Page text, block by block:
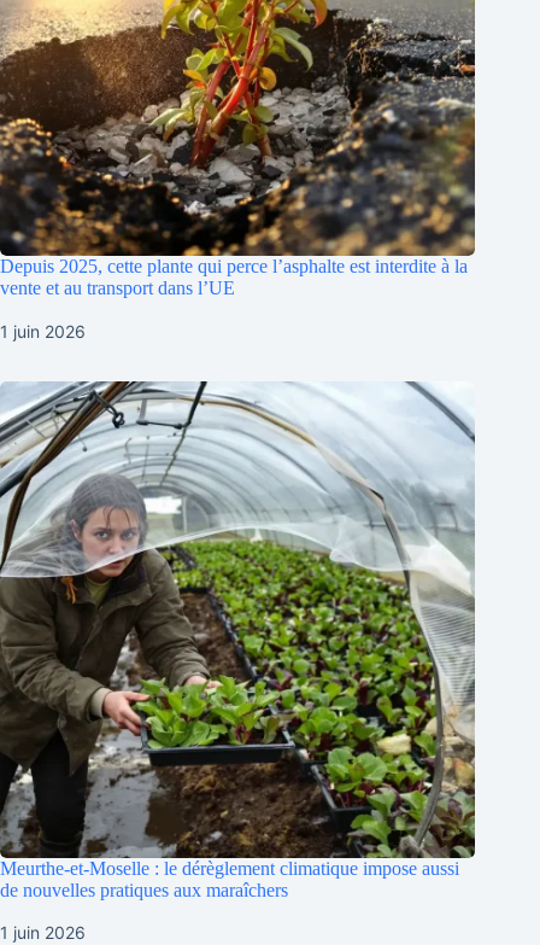
Depuis 2025, cette plante qui perce l’asphalte est interdite à la
vente et au transport dans l’UE
1 juin 2026
Meurthe-et-Moselle : le dérèglement climatique impose aussi
de nouvelles pratiques aux maraîchers
1 juin 2026